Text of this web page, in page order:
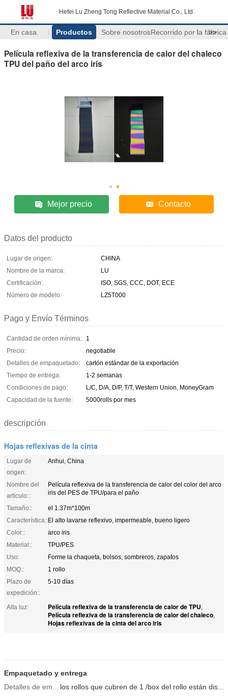
Hefei Lu Zheng Tong Reflective Material Co., Ltd.
En casa. Productos Sobre nosotrosRecorrido por la fábrica
>>
Película reflexiva de la transferencia de calor del chaleco
TPU del paño del arco iris
Mejor precio Contacto
Datos del producto
Lugar de origen:
CHINA
Nombre de la marca:
LU
Certificación:
ISO, SGS, CCC, DOT, ECE
Número de modelo:
LZ5T000
Pago y Envío Términos
Cantidad de orden mínima:
1
Precio:
negotiable
Detalles de empaquetado:
cartón estándar de la exportación
Tiempo de entrega:
1-2 semanas
Condiciones de pago:
L/C, D/A, D/P, T/T, Western Union, MoneyGram
Capacidad de la fuente:
5000rolls por mes
descripción
Hojas reflexivas de la cinta
Lugar de
origen:
Anhui, China
Nombre del
artículo::
Película reflexiva de la transferencia de calor del color del arco
iris del PES de TPU/para el paño
Tamaño::
el 1.37m*100m
Característica::El alto lavarse reflexivo, impermeable, bueno ligero
Color::
arco iris
Material::
TPU/PES
Uso:
Forme la chaqueta, bolsos, sombreros, zapatos
MOQ::
1 rollo
Plazo de
expedición::
5-10 días
Alta luz: Película reflexiva de la transferencia de calor de TPU,
Película reflexiva de la transferencia de calor del chaleco,
Hojas reflexivas de la cinta del arco iris
Empaquetado y entrega
Detalles de empaquetado los rollos que cubren de 1 /box del rollo están disponibles en tamaños y colores múltiples